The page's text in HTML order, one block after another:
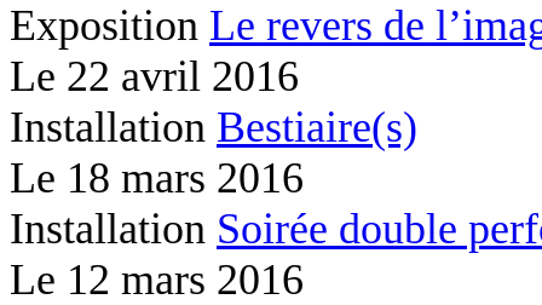
Exposition Le revers de
Le 22 avril 2016
Installation Bestiaire(s)
Le 18 mars 2016
Installation Soirée double
Le 12 mars 2016